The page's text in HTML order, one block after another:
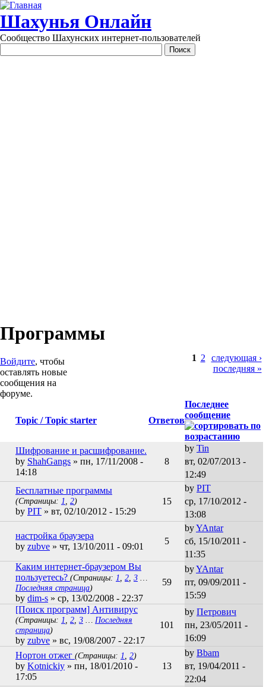
Перейти к основному содержанию
Шахунья Онлайн
Сообщество Шахунских интернет-пользователей
Программы
Войдите, чтобы
оставлять новые
сообщения на
форуме.
1 2
следующая ›
последняя »
Topic / Topic starter Ответов
Последнее
сообщение
Шифрование и расшифрование.
by ShahGangs » пн, 17/11/2008 -
14:18
8
by Tin
вт, 02/07/2013 -
12:49
Бесплатные программы
(Страницы: 1 2)
by PIT » вт, 02/10/2012 - 15:29
15
by PIT
ср, 17/10/2012 -
13:08
настройка браузера
by zubve » чт, 13/10/2011 - 09:01
5
byYAntar
сб, 15/10/2011 -
11:35
Каким интернет-браузером Вы
пользуетесь? (Страницы: 1 2 3
Последняя страница)
by dim-s » ср, 13/02/2008 - 22:37
59
byYAntar
пт, 09/09/2011 -
15:59
[Поиск программ] Антивирус
(Страницы: 1 2 3
Последняя
страница)
by zubve » вс, 19/08/2007 - 22:17
101
by Петрович
пн, 23/05/2011 -
16:09
Нортон отжег (Страницы: 1 2)
by Kotnickiy » пн, 18/01/2010 -
17:05
13
by Bbam
вт, 19/04/2011 -
22:04